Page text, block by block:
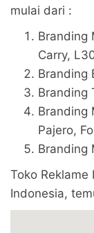
mulai dari :
Branding
Carry,
Branding
Branding
Branding
Pajero,
Branding
Toko Reklame
Indonesia,